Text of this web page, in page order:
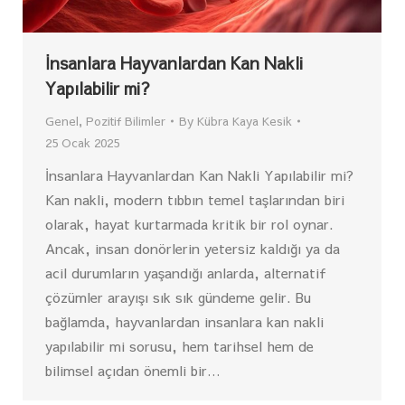
İnsanlara Hayvanlardan Kan Nakli
Yapılabilir mi?
Genel, Pozitif Bilimler By Kübra Kaya Kesik
25 Ocak 2025
İnsanlara Hayvanlardan Kan Nakli Yapılabilir mi?
Kan nakli, modern tıbbın temel taşlarından biri
olarak, hayat kurtarmada kritik bir rol oynar.
Ancak, insan donörlerin yetersiz kaldığı ya da
acil durumların yaşandığı anlarda, alternatif
çözümler arayışı sık sık gündeme gelir. Bu
bağlamda, hayvanlardan insanlara kan nakli
yapılabilir mi sorusu, hem tarihsel hem de
bilimsel açıdan önemli bir…